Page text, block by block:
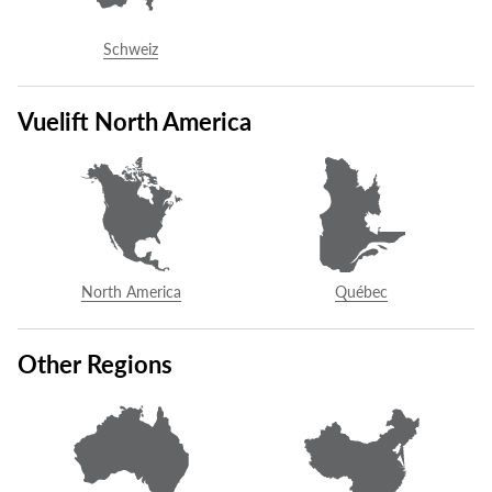
Schweiz
Vuelift North America
North America Québec
Other Regions
d’être mis en contact avec un distributeur autorisé Savaria de
1-855-savaria (728-2742)
COMMUNIQUER AVEC NOUS
Sans frais:
1.800.931.5655
vuelift@savaria.com
Brampton, ON L6T 5E1